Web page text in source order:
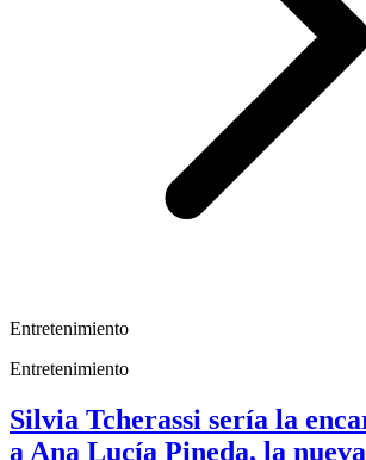
Entretenimiento
Entretenimiento
Silvia Tcherassi sería la
a Ana Lucía Pineda, la